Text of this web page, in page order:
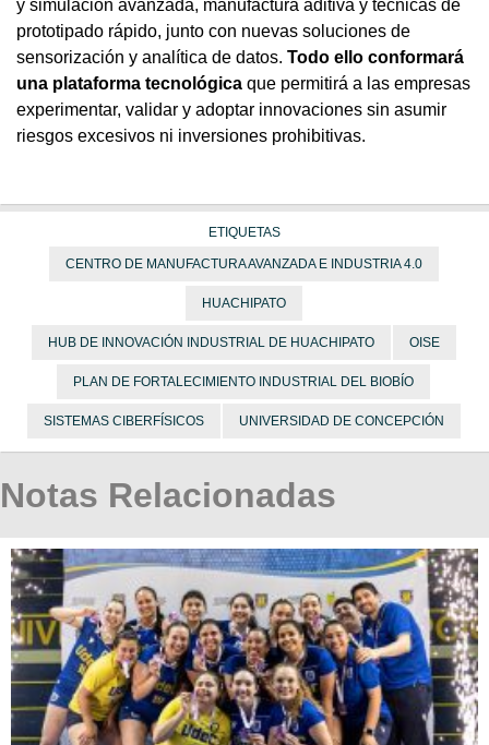
y simulación avanzada, manufactura aditiva y técnicas de
prototipado rápido, junto con nuevas soluciones de
sensorización y analítica de datos. Todo ello conformará
una plataforma tecnológica que permitirá a las empresas
experimentar, validar y adoptar innovaciones sin asumir
riesgos excesivos ni inversiones prohibitivas.
ETIQUETAS
CENTRO DE MANUFACTURA AVANZADA E INDUSTRIA 4.0
HUACHIPATO
HUB DE INNOVACIÓN INDUSTRIAL DE HUACHIPATO OISE
PLAN DE FORTALECIMIENTO INDUSTRIAL DEL BIOBÍO
SISTEMAS CIBERFÍSICOS UNIVERSIDAD DE CONCEPCIÓN
Notas Relacionadas